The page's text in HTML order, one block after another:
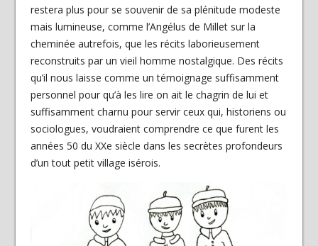
restera plus pour se souvenir de sa plénitude modeste
mais lumineuse, comme l’Angélus de Millet sur la
cheminée autrefois, que les récits laborieusement
reconstruits par un vieil homme nostalgique. Des récits
qu’il nous laisse comme un témoignage suffisamment
personnel pour qu’à les lire on ait le chagrin de lui et
suffisamment charnu pour servir ceux qui, historiens ou
sociologues, voudraient comprendre ce que furent les
années 50 du XXe siècle dans les secrètes profondeurs
d’un tout petit village isérois.